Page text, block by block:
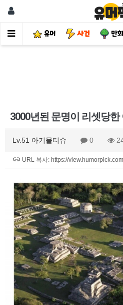
유머 사건 만
3000년된 문명이 리셋당한
Lv.51 아기물티슈 0
URL 복사: https://